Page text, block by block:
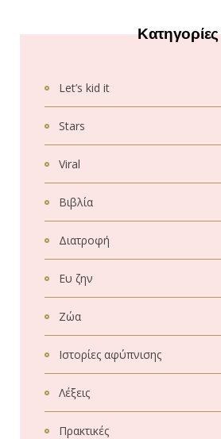
Κατηγορίες
Let’s kid it
Stars
Viral
Βιβλία
Διατροφή
Ευ ζην
Ζώα
Ιστορίες αφύπνισης
Λέξεις
Πρακτικές